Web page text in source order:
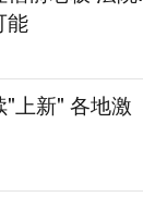
能
上新" 各地激